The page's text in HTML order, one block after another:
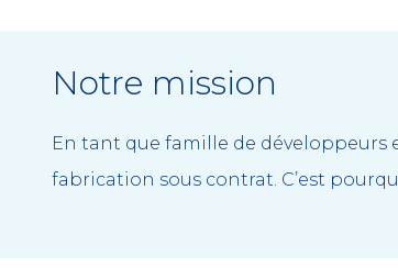
Notre mission
En tant que famille de développeurs
fabrication sous contrat. C’est